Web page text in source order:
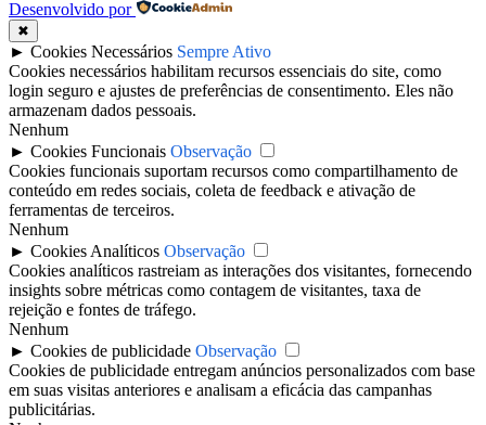
Desenvolvido por
✖
► Cookies Necessários Sempre Ativo
Cookies necessários habilitam recursos essenciais do site, como
login seguro e ajustes de preferências de consentimento. Eles não
armazenam dados pessoais.
Nenhum
► Cookies Funcionais Observação
Cookies funcionais suportam recursos como compartilhamento de
conteúdo em redes sociais, coleta de feedback e ativação de
ferramentas de terceiros.
Nenhum
► Cookies Analíticos Observação
Cookies analíticos rastreiam as interações dos visitantes, fornecendo
insights sobre métricas como contagem de visitantes, taxa de
rejeição e fontes de tráfego.
Nenhum
► Cookies de publicidade Observação
Cookies de publicidade entregam anúncios personalizados com base
em suas visitas anteriores e analisam a eficácia das campanhas
publicitárias.